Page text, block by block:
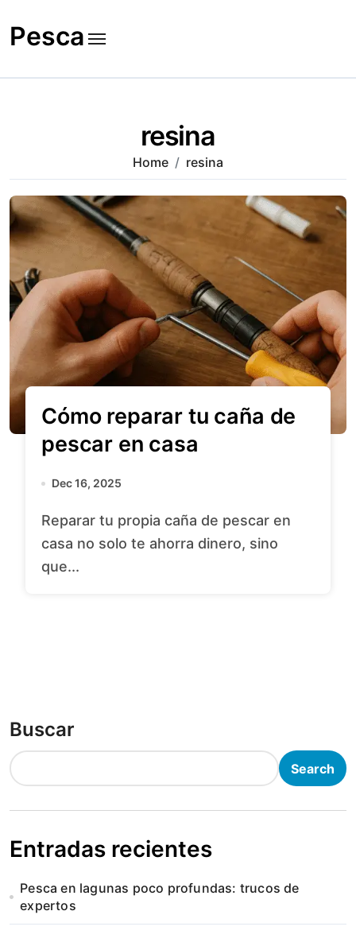
to
content
Pesca
resina
Home resina
Cómo reparar tu caña de
pescar en casa
Dec 16, 2025
Reparar tu propia caña de pescar en
casa no solo te ahorra dinero, sino
que...
Buscar
Search
Entradas recientes
Pesca en lagunas poco profundas: trucos de
expertos